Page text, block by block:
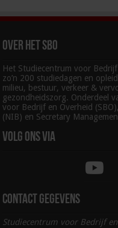
Over het SBO
Het Studiecentrum voor
zo’n 200 studiedagen en
milieu, bestuur, verkeer &
gezondheidszorg. Onderdeel
voor Bedrijf en Overheid
(NIB) en Secretary
Volg ons via
Contact gegevens
Studiecentrum voor Bedrijf